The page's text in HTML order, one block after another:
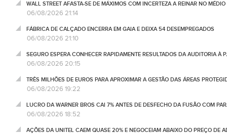
WALL STREET AFASTA-SE DE MÁXIMOS COM INCERTEZA A REINAR NO
06/08/2026 21:14
FÁBRICA DE CALÇADO ENCERRA EM GAIA E DEIXA 54 DESEMPREGADOS
06/08/2026 21:10
SEGURO ESPERA CONHECER RAPIDAMENTE RESULTADOS DA AUDITORIA À
06/08/2026 20:15
TRÊS MILHÕES DE EUROS PARA APROXIMAR A GESTÃO DAS ÁREAS
06/08/2026 19:22
LUCRO DA WARNER BROS CAI 7% ANTES DE DESFECHO DA FUSÃO COM
06/08/2026 18:52
AÇÕES DA UNITEL CAEM QUASE 20% E NEGOCEIAM ABAIXO DO PREÇO DE